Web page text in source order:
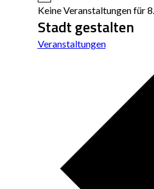
Keine Veranstaltungen für
Stadt gestalten
Veranstaltungen